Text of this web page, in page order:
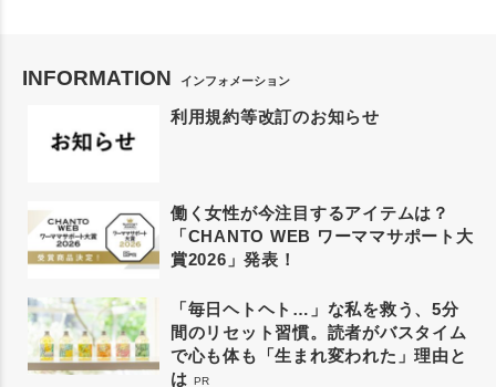
INFORMATION インフォメーション
利用規約等改訂のお知らせ
働く女性が今注目するアイテムは？
「CHANTO WEB ワーママサポート大
賞2026」発表！
「毎日ヘトヘト…」な私を救う、5分
間のリセット習慣。読者がバスタイム
で心も体も「生まれ変われた」理由と
は PR